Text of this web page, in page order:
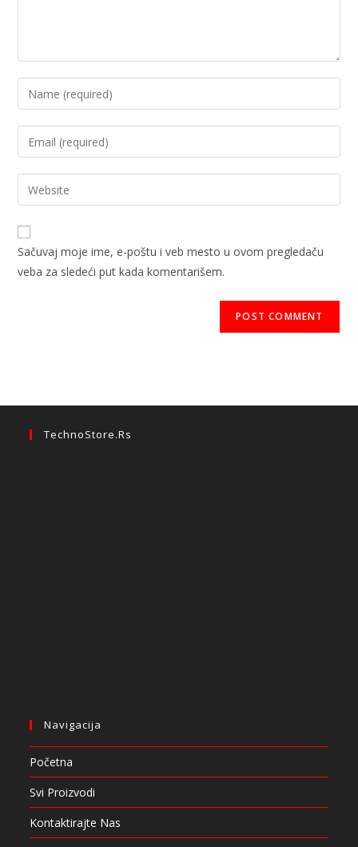
Sačuvaj moje ime, e-poštu i veb mesto u ovom pregledaču
veba za sledeći put kada komentarišem.
TechnoStore.rs
Navigacija
Početna
Svi Proizvodi
Kontaktirajte Nas